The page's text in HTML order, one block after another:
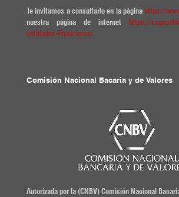
Te invitamos a consultarlo en la página https://
nuestra página de internet https://
entidades-financieras/
Comisión Nacional Bacaria y de Valores
Autorizada por la (CNBV) Comisión Nacional